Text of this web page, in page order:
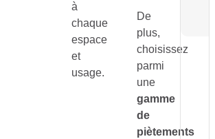
à
chaque
espace
et
usage.
De
plus,
choisissez
parmi
une
gamme
de
piètements